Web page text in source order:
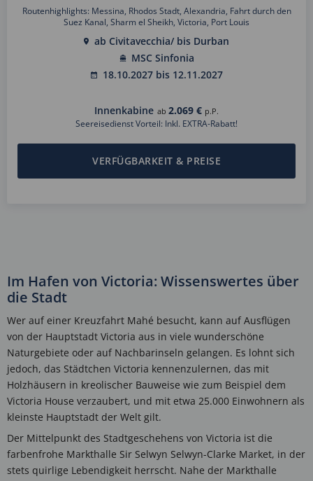
Routenhighlights: Messina, Rhodos Stadt, Alexandria, Fahrt durch den
Suez Kanal, Sharm el Sheikh, Victoria, Port Louis
ab Civitavecchia/ bis Durban
MSC Sinfonia
18.10.2027 bis 12.11.2027
Innenkabine ab 2.069 € p.P.
Seereisedienst Vorteil: Inkl. EXTRA-Rabatt!
VERFÜGBARKEIT & PREISE
Im Hafen von Victoria: Wissenswertes über
die Stadt
Wer auf einer Kreuzfahrt Mahé besucht, kann auf Ausflügen
von der Hauptstadt Victoria aus in viele wunderschöne
Naturgebiete oder auf Nachbarinseln gelangen. Es lohnt sich
jedoch, das Städtchen Victoria kennenzulernen, das mit
Holzhäusern in kreolischer Bauweise wie zum Beispiel dem
Victoria House verzaubert, und mit etwa 25.000 Einwohnern als
kleinste Hauptstadt der Welt gilt.
Der Mittelpunkt des Stadtgeschehens von Victoria ist die
farbenfrohe Markthalle Sir Selwyn Selwyn-Clarke Market, in der
stets quirlige Lebendigkeit herrscht. Nahe der Markthalle